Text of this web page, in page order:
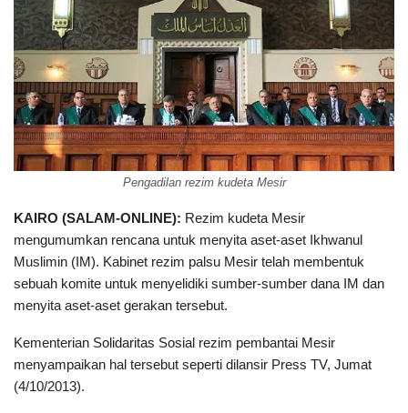
Pengadilan rezim kudeta Mesir
KAIRO (SALAM-ONLINE): Rezim kudeta Mesir
mengumumkan rencana untuk menyita aset-aset Ikhwanul
Muslimin (IM). Kabinet rezim palsu Mesir telah membentuk
sebuah komite untuk menyelidiki sumber-sumber dana IM dan
menyita aset-aset gerakan tersebut.
Kementerian Solidaritas Sosial rezim pembantai Mesir
menyampaikan hal tersebut seperti dilansir Press TV, Jumat
(4/10/2013).